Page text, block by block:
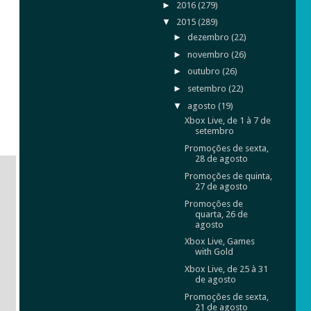
► 2016(279)
▼ 2015(289)
► dezembro (22)
► novembro (26)
► outubro (26)
► setembro (22)
▼ agosto (19)
Xbox Live, de 1 à 7 de
setembro
Promoções de sexta,
28 de agosto
Promoções de quinta,
27 de agosto
Promoções de
quarta, 26 de
agosto
Xbox Live, Games
with Gold
Xbox Live, de 25 à 31
de agosto
Promoções de sexta,
21 de agosto